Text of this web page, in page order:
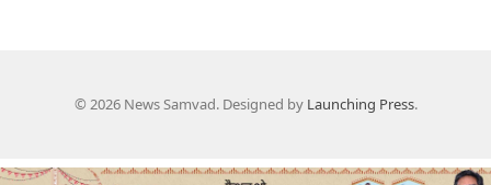
© 2026 News Samvad. Designed by Launching Press.